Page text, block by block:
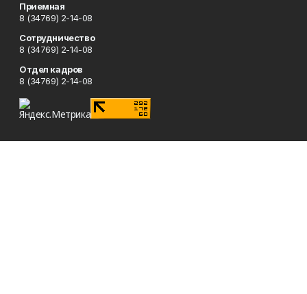
Приемная
8 (34769) 2-14-08
Сотрудничество
8 (34769) 2-14-08
Отдел кадров
8 (34769) 2-14-08